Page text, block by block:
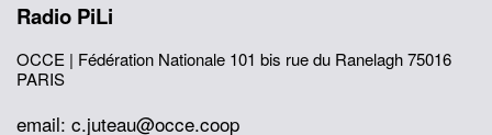
Radio PiLi
OCCE | Fédération Nationale 101 bis rue du Ranelagh75016
PARIS
email: c.juteau@occe.coop